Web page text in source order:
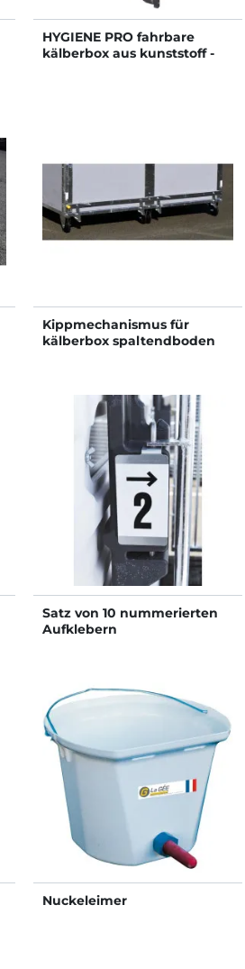
HYGIENE PRO fahrbare
kälberbox aus kunststoff -
Kippmechanismus für
kälberbox spaltendboden
Satz von 10 nummerierten
Aufklebern
Nuckeleimer